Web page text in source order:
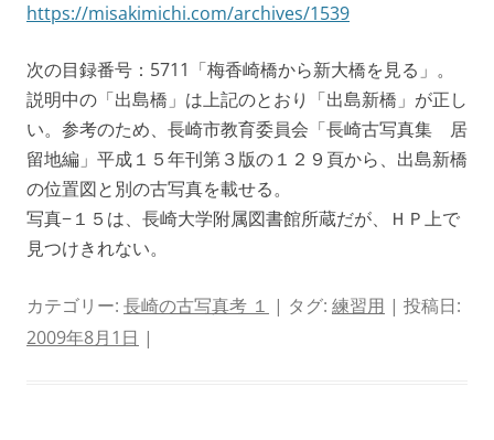
https://misakimichi.com/archives/1539
次の目録番号：5711「梅香崎橋から新大橋を見る」。
説明中の「出島橋」は上記のとおり「出島新橋」が正し
い。参考のため、長崎市教育委員会「長崎古写真集 居
留地編」平成１５年刊第３版の１２９頁から、出島新橋
の位置図と別の古写真を載せる。
写真−１５は、長崎大学附属図書館所蔵だが、ＨＰ上で
見つけきれない。
カテゴリー: 長崎の古写真考 １ | タグ: 練習用 | 投稿日:
2009年8月1日 |